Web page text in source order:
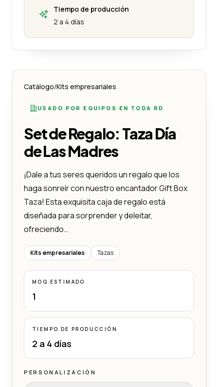
Tiempo de producción
2 a 4 días
Catálogo/Kits empresariales
USADO POR EQUIPOS EN TODA RD
Set de Regalo: Taza Día
de Las Madres
¡Dale a tus seres queridos un regalo que los
haga sonreír con nuestro encantador Gift Box
Taza! Esta exquisita caja de regalo está
diseñada para sorprender y deleitar,
ofreciendo…
Kits empresariales Tazas
MOQ ESTIMADO
1
TIEMPO DE PRODUCCIÓN
2 a 4 días
PERSONALIZACIÓN